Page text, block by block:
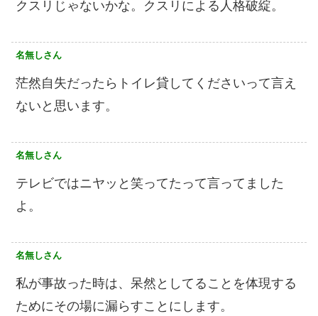
クスリじゃないかな。クスリによる人格破綻。
名無しさん
茫然自失だったらトイレ貸してくださいって言え
ないと思います。
名無しさん
テレビではニヤッと笑ってたって言ってました
よ。
名無しさん
私が事故った時は、呆然としてることを体現する
ためにその場に漏らすことにします。